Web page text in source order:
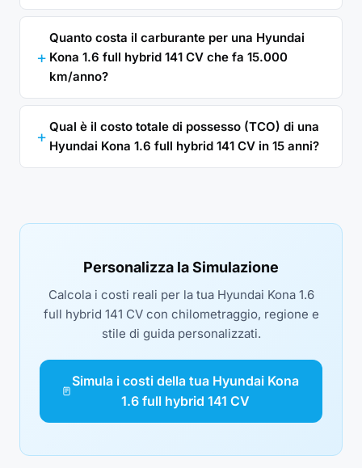
Quanto costa il carburante per una Hyundai
Kona 1.6 full hybrid 141 CV che fa 15.000
km/anno?
Qual è il costo totale di possesso (TCO) di una
Hyundai Kona 1.6 full hybrid 141 CV in 15 anni?
Personalizza la Simulazione
Calcola i costi reali per la tua Hyundai Kona 1.6
full hybrid 141 CV con chilometraggio, regione e
stile di guida personalizzati.
Simula i costi della tua Hyundai Kona
1.6 full hybrid 141 CV